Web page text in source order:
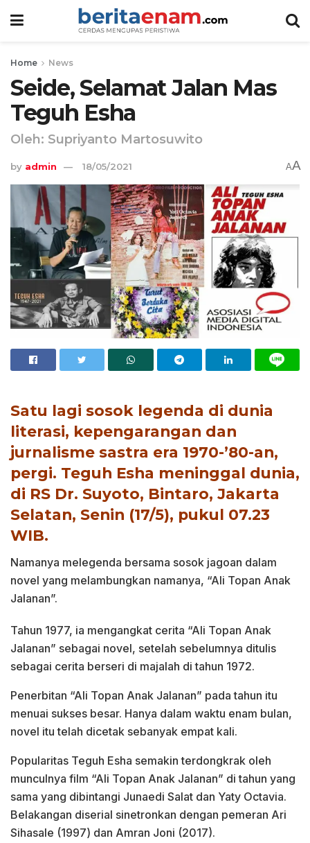
Home News
Seide, Selamat Jalan Mas
Teguh Esha
Oleh: Supriyanto Martosuwito
by admin 18/05/2021 AA
Satu lagi sosok legenda di dunia
literasi, kepengarangan dan
jurnalisme sastra era 1970-’80-an,
pergi. Teguh Esha meninggal dunia,
di RS Dr. Suyoto, Bintaro, Jakarta
Selatan, Senin (17/5), pukul 07.23
WIB.
Namanya melegenda bersama sosok jagoan dalam
novel yang melambungkan namanya, “Ali Topan Anak
Jalanan”.
Tahun 1977, ia mengangkat cerita “Ali Topan Anak
Jalanan” sebagai novel, setelah sebelumnya ditulis
sebagai cerita berseri di majalah di tahun 1972.
Penerbitan “Ali Topan Anak Jalanan” pada tahun itu
menuai sukses besar. Hanya dalam waktu enam bulan,
novel itu telah dicetak sebanyak empat kali.
Popularitas Teguh Esha semakin terdongkrak oleh
munculnya film “Ali Topan Anak Jalanan” di tahun yang
sama yang dibintangi Junaedi Salat dan Yaty Octavia.
Belakangan diserial sinetronkan dengan pemeran Ari
Sihasale (1997) dan Amran Joni (2017).